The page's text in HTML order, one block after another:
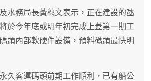
及水務局長黃穗文表示，正在建設的氹
於今年底或明年初完成上蓋第一期工
頭內部軟硬件設備，預料碼頭最快明
久客運碼頭前期工作順利，已有船公